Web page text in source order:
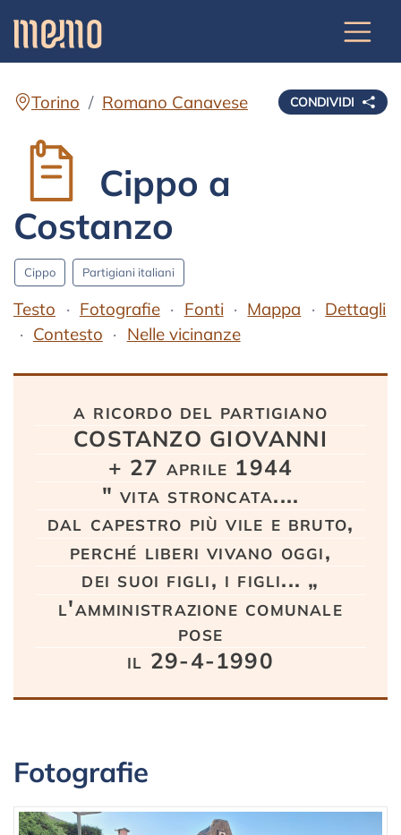
CONDIVIDI
Torino Romano Canavese
Cippo a
Costanzo
Cippo Partigiani italiani
Testo Fotografie Fonti Mappa
Dettagli
Contesto
Nelle vicinanze
a ricordo del partigiano
COSTANZO GIOVANNI
+ 27 aprile 1944
" vita stroncata....
dal capestro più vile e bruto,
perché liberi vivano oggi,
dei suoi figli, i figli... „
l'amministrazione comunale
pose
il 29-4-1990
Fotografie